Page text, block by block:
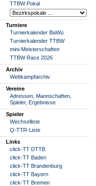
TTBW Pokal
Turniere
Turnierkalender BaWü
Turnierkalender TTBW
mini-Meisterschaften
TTBW Race 2026
Archiv
Wettkampfarchiv
Vereine
Adressen, Mannschaften,
Spieler, Ergebnisse
Spieler
Wechselliste
Q-TTR-Liste
Links
click-TT DTTB
click-TT Baden
click-TT Brandenburg
click-TT Bayern
click-TT Bremen